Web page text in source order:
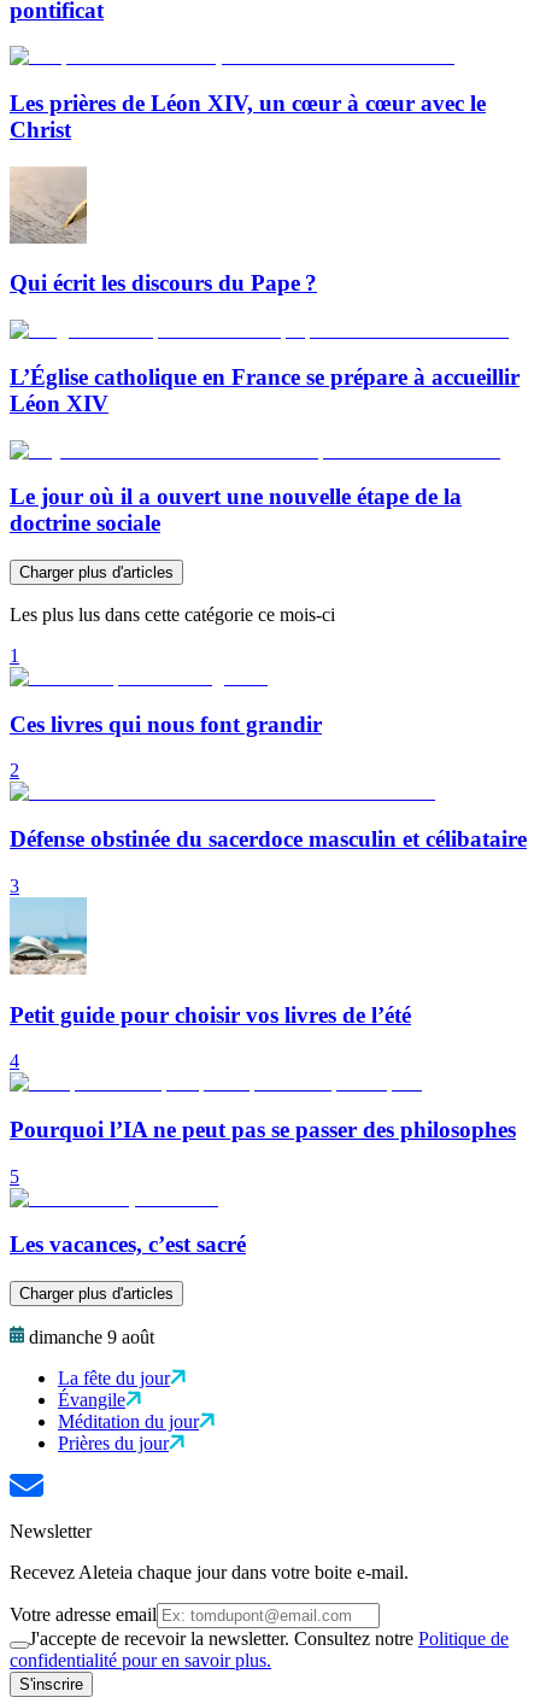
pontificat
Les prières de Léon XIV, un cœur à cœur avec le
Christ
Qui écrit les discours du Pape ?
L’Église catholique en France se prépare à accueillir
Léon XIV
Le jour où il a ouvert une nouvelle étape de la
doctrine sociale
Charger plus d'articles
Les plus lus dans cette catégorie ce mois-ci
1
Ces livres qui nous font grandir
2
Défense obstinée du sacerdoce masculin et célibataire
3
Petit guide pour choisir vos livres de l’été
4
Pourquoi l’IA ne peut pas se passer des philosophes
5
Les vacances, c’est sacré
Charger plus d'articles
dimanche 9 août
La fête du jour
Évangile
Méditation du jour
Prières du jour
Newsletter
Recevez Aleteia chaque jour dans votre boite e-mail.
Votre adresse email
J'accepte de recevoir la newsletter. Consultez notre Politique de
confidentialité pour en savoir plus.
S'inscrire